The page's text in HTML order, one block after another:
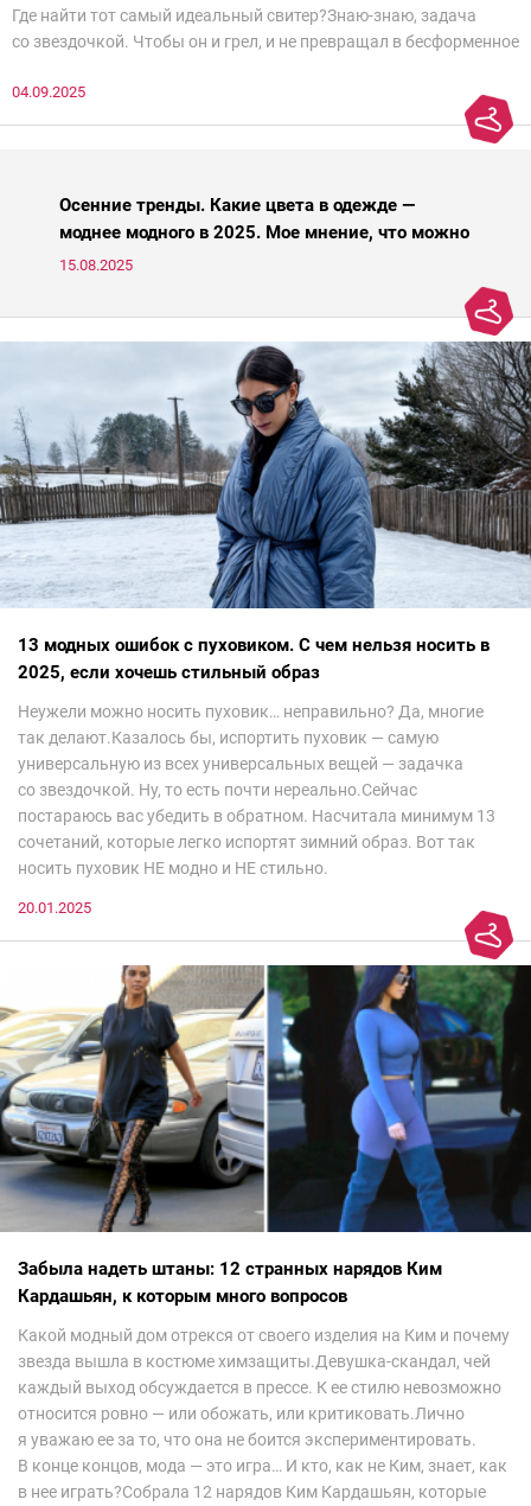
Где найти тот самый идеальный свитер?Знаю-знаю, задача
со звездочкой. Чтобы он и грел, и не превращал в бесформенное
паники.
04.09.2025
Осенние тренды. Какие цвета в одежде —
моднее модного в 2025. Мое мнение, что можно
носить, а что нет
15.08.2025
13 модных ошибок с пуховиком. С чем нельзя носить в
2025, если хочешь стильный образ
Неужели можно носить пуховик… неправильно? Да, многие
так делают.Казалось бы, испортить пуховик — самую
универсальную из всех универсальных вещей — задачка
со звездочкой. Ну, то есть почти нереально.Сейчас
постараюсь вас убедить в обратном. Насчитала минимум 13
сочетаний, которые легко испортят зимний образ. Вот так
носить пуховик НЕ модно и НЕ стильно.
20.01.2025
Забыла надеть штаны: 12 странных нарядов Ким
Кардашьян, к которым много вопросов
Какой модный дом отрекся от своего изделия на Ким и почему
звезда вышла в костюме химзащиты.Девушка-скандал, чей
каждый выход обсуждается в прессе. К ее стилю невозможно
относится ровно — или обожать, или критиковать.Лично
я уважаю ее за то, что она не боится экспериментировать.
В конце концов, мода — это игра… И кто, как не Ким, знает, как
в нее играть?Собрала 12 нарядов Ким Кардашьян, которые